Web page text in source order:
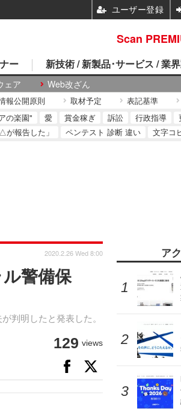
ェア Web改ざん
ー 新技術 / 新製品･サービス / 業
報公開原則 取材予定 表記基準
の楽園" 愛 賞金稼ぎ 訴訟 行政指導
が報告した」
ペンテスト 診断 違い 文字コ
警備保
判明したと発表した。
2020.2.26 Wed 8:00
129 views
ア
Scan
ユーザー登録